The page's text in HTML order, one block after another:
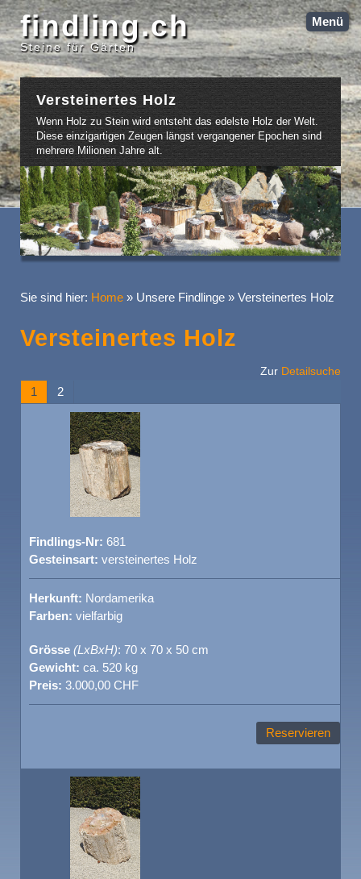
findling.ch
Steine für Gärten
Menü
Versteinertes Holz
Wenn Holz zu Stein wird entsteht das edelste Holz der Welt.
Diese einzigartigen Zeugen längst vergangener Epochen sind
mehrere Milionen Jahre alt.
Sie sind hier: Home » Unsere Findlinge » Versteinertes Holz
Versteinertes Holz
Zur Detailsuche
1
2
Findlings-Nr: 681
Gesteinsart: versteinertes Holz
Herkunft: Nordamerika
Farben: vielfarbig
Grösse (LxBxH): 70 x 70 x 50 cm
Gewicht: ca. 520 kg
Preis: 3.000,00 CHF
Reservieren